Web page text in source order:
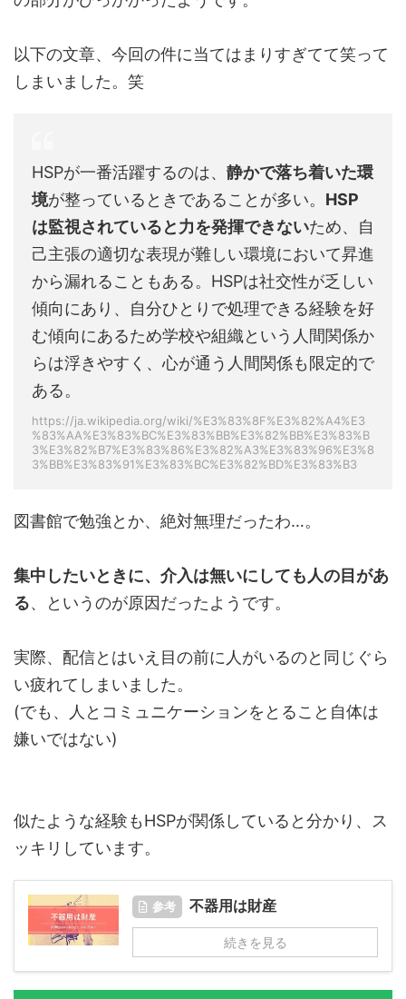
以下の文章、今回の件に当てはまりすぎてて笑って
しまいました。笑
HSPが一番活躍するのは、 静かで落ち着いた環
境が整っているときであることが多い。 HSP
は監視されていると力を発揮できないため、自
己主張の適切な表現が難しい環境において昇進
から漏れることもある。HSPは社交性が乏しい
傾向にあり、自分ひとりで処理できる経験を好
む傾向にあるため学校や組織という人間関係か
らは浮きやすく、心が通う人間関係も限定的で
ある。
https://ja.wikipedia.org/wiki/%E3%83%8F%E3%82%A4%E3
%83%AA%E3%83%BC%E3%83%BB%E3%82%BB%E3%83%B
3%E3%82%B7%E3%83%86%E3%82%A3%E3%83%96%E3%8
3%BB%E3%83%91%E3%83%BC%E3%82%BD%E3%83%B3
図書館で勉強とか、絶対無理だったわ…。
集中したいときに、介入は無いにしても人の目があ
る、というのが原因だったようです。
実際、配信とはいえ目の前に人がいるのと同じぐら
い疲れてしまいました。
(でも、人とコミュニケーションをとること自体は
嫌いではない)
似たような経験もHSPが関係していると分かり、ス
ッキリしています。
参考 不器用は財産
続きを見る